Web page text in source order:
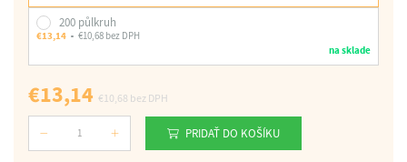
200 půlkruh
€13,14
€10,68 bez DPH
na sklade
€13,14 €10,68 bez DPH
Počet PRIDAŤ DO KOŠÍKU